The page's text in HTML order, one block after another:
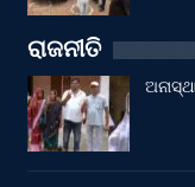
ରାଜନୀତି